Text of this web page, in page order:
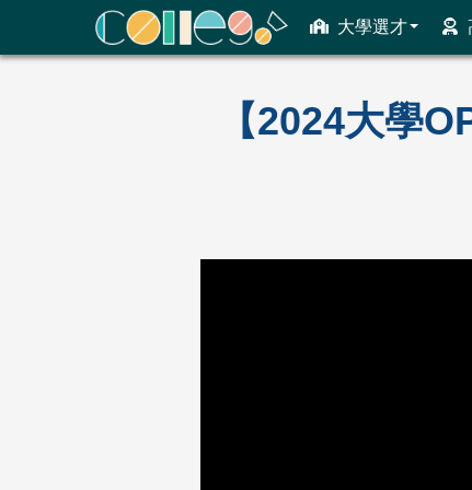
大學選才
ColleGo! 大學選才與高中育才輔助系統
【2024大學